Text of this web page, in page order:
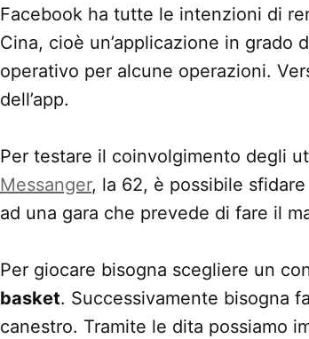
Facebook ha tutte le intenzioni di
Cina, cioè un’applicazione in
operativo per alcune operazioni.
dell’app.
Per testare il coinvolgimento degli
Messanger, la 62, è possibile
ad una gara che prevede di fare il
Per giocare bisogna scegliere un
basket. Successivamente bisogna
canestro. Tramite le dita possiamo